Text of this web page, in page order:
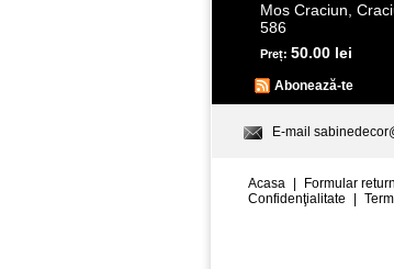
Mos Craciun,
586
Preț: 50.00 lei
Abonează-te
E-mail
Acasa Formular
Confidenţialitate